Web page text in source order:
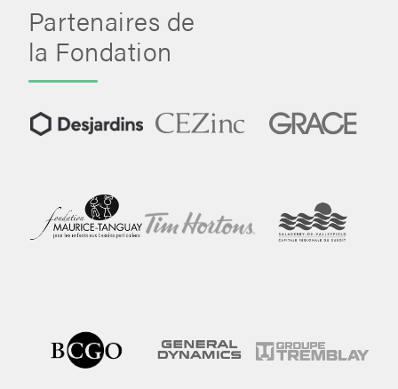
Partenaires de
la Fondation